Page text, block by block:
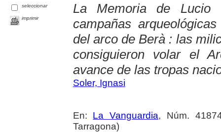
seleccionar
imprimir
La Memoria de
campañas
del arco de Berà : las
consiguieron volar el
avance de las tropas
Soler, Ignasi
En: La Vanguardia, Núm.
Tarragona)